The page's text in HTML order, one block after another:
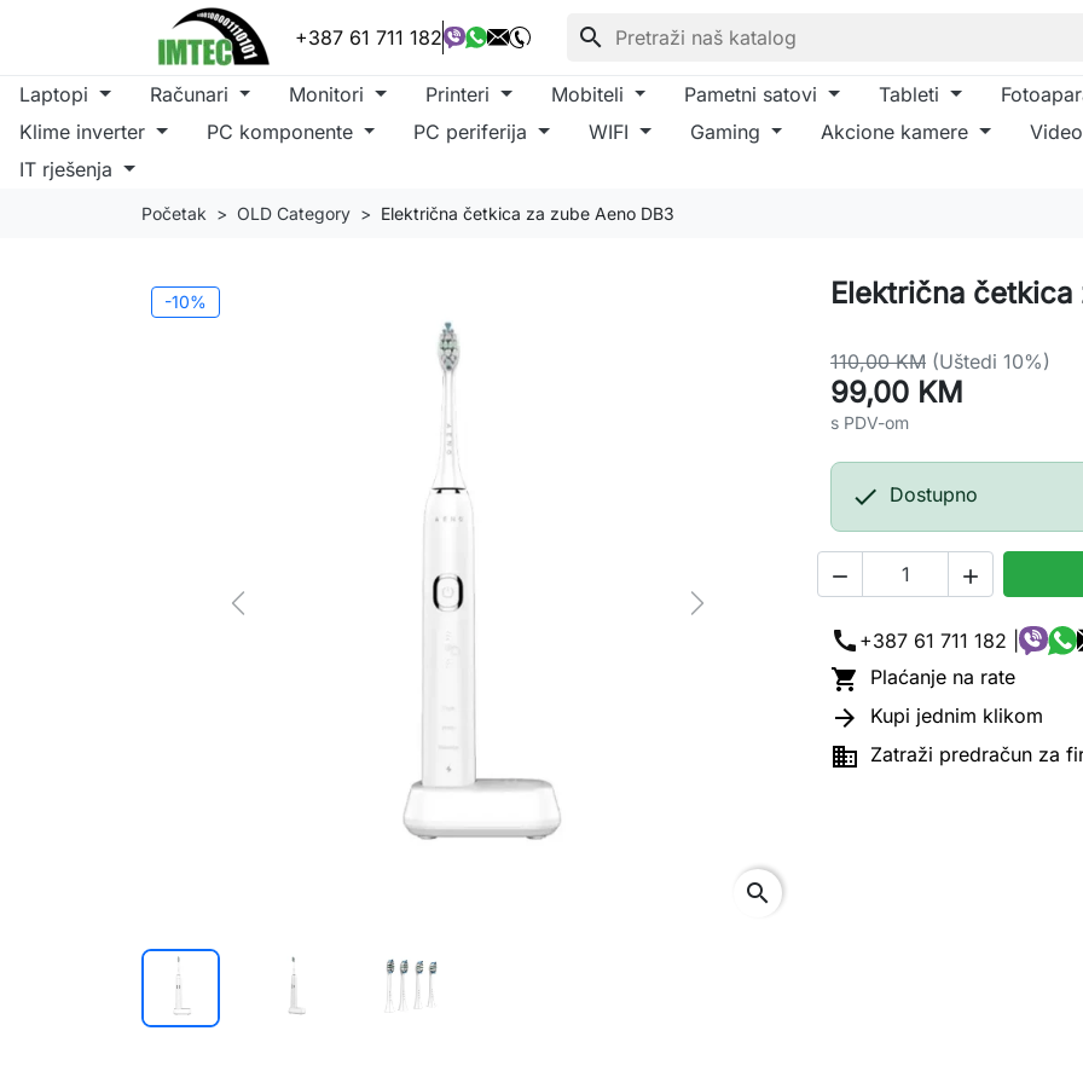
+387 61 711 182 search
Laptopi Računari Monitori Printeri Mobiteli Pametni satovi Tableti
Klime inverter
PC komponente PC periferija WIFI Gaming Akcione kamere
IT rješenja
Početak OLD Category Električna četkica za zube Aeno DB3
-10%
Previous Next
search
Električna četkica
110,00 KM (Uštedi 10%)
99,00 KM
s PDV-om
 Dostupno
 
call +387 61 711 182 |
 Plaćanje na rate
 Kupi jednim klikom
 Zatraži predračun za